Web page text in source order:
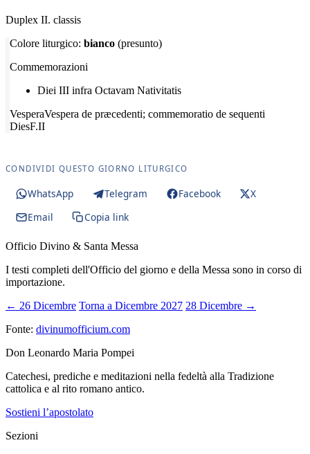
Duplex II. classis
Colore liturgico: bianco (presunto)
Commemorazioni
Diei III infra Octavam Nativitatis
VesperaVespera de præcedenti; commemoratio de sequenti
DiesF.II
CONDIVIDI QUESTO GIORNO LITURGICO
WhatsApp Telegram Facebook
X
Email
Copia link
Officio Divino & Santa Messa
I testi completi dell'Officio del giorno e della Messa sono in corso di
importazione.
← 26 Dicembre Torna a Dicembre 2027 28 Dicembre →
Fonte: divinumofficium.com
Don Leonardo Maria Pompei
Catechesi, prediche e meditazioni nella fedeltà alla Tradizione
cattolica e al rito romano antico.
Sostieni l’apostolato
Sezioni